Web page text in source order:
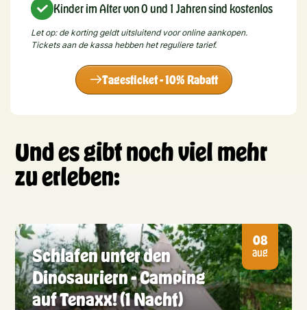
Kinder im Alter von 0 und 1 Jahren sind kostenlos
Let op: de korting geldt uitsluitend voor online aankopen.
Tickets aan de kassa hebben het reguliere tarief.
Tagesticket - 10% Rabatt
Und es gibt noch viel mehr
zu erleben:
08
aug
Schlafen unter den
Dinosauriern - Camping
auf Tenaxx! (1 Nacht)